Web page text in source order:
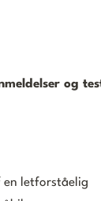
og
en letforståelig